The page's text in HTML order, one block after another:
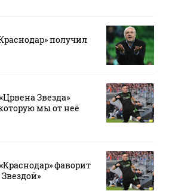
получил
Звезда»
мы от неё
фаворит